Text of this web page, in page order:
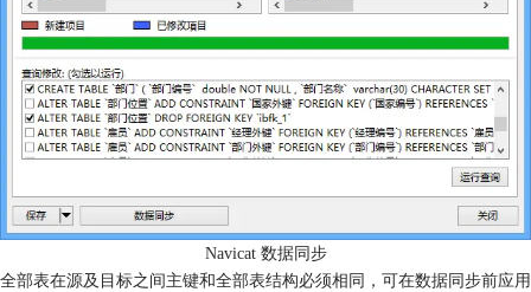
Navicat 数据同步
全部表在源及目标之间主键和全部表结构必须相同，可在数据同步前应用